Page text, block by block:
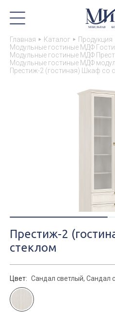
Главная Каталог
Продукция
Модульные гостиные МДФ
Модульные гостиные МДФ
Модульные гостиные МДФ
Престиж-2 (гостиная) Шкаф со
Престиж-2
стеклом
Цвет: Сандал светлый, Сандал